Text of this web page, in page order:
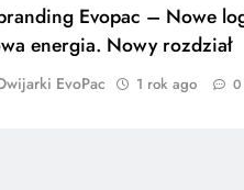
Evopac – Nowe
energia. Nowy rozdział
EvoPac 1 rok ago 0